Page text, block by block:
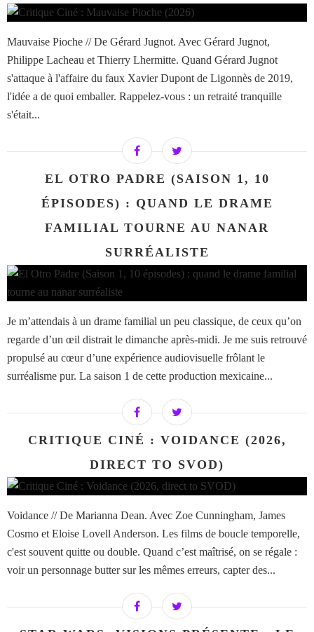
Mauvaise Pioche // De Gérard Jugnot. Avec Gérard Jugnot,
Philippe Lacheau et Thierry Lhermitte. Quand Gérard Jugnot
s'attaque à l'affaire du faux Xavier Dupont de Ligonnès de 2019,
l'idée a de quoi emballer. Rappelez-vous : un retraité tranquille
s'était...
EL OTRO PADRE (SAISON 1, 10
ÉPISODES) : QUAND LE DRAME
FAMILIAL TOURNE AU NANAR
SURRÉALISTE
Je m’attendais à un drame familial un peu classique, de ceux qu’on
regarde d’un œil distrait le dimanche après-midi. Je me suis retrouvé
propulsé au cœur d’une expérience audiovisuelle frôlant le
surréalisme pur. La saison 1 de cette production mexicaine...
CRITIQUE CINÉ : VOIDANCE (2026,
DIRECT TO SVOD)
Voidance // De Marianna Dean. Avec Zoe Cunningham, James
Cosmo et Eloise Lovell Anderson. Les films de boucle temporelle,
c'est souvent quitte ou double. Quand c’est maîtrisé, on se régale :
voir un personnage butter sur les mêmes erreurs, capter des...